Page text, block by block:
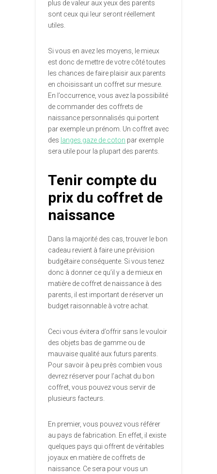
plus de valeur aux yeux des parents
sont ceux qui leur seront réellement
utiles.
Si vous en avez les moyens, le mieux
est donc de mettre de votre côté toutes
les chances de faire plaisir aux parents
en choisissant un coffret sur mesure.
En l’occurrence, vous avez la possibilité
de commander des coffrets de
naissance personnalisés qui portent
par exemple un prénom. Un coffret avec
des langes gaze de coton par exemple
sera utile pour la plupart des parents.
Tenir compte du
prix du coffret de
naissance
Dans la majorité des cas, trouver le bon
cadeau revient à faire une prévision
budgétaire conséquente. Si vous tenez
donc à donner ce qu’il y a de mieux en
matière de coffret de naissance à des
parents, il est important de réserver un
budget raisonnable à votre achat.
Ceci vous évitera d’offrir sans le vouloir
des objets bas de gamme ou de
mauvaise qualité aux futurs parents.
Pour savoir à peu près combien vous
devrez réserver pour l’achat du bon
coffret, vous pouvez vous servir de
plusieurs facteurs.
En premier, vous pouvez vous référer
au pays de fabrication. En effet, il existe
quelques pays qui offrent de véritables
joyaux en matière de coffrets de
naissance. Ce sera pour vous un